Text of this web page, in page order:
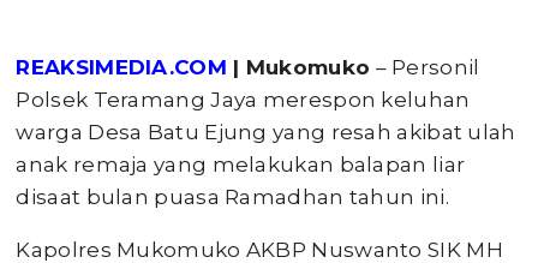
REAKSIMEDIA.COM | Mukomuko – Personil
Polsek Teramang Jaya merespon keluhan
warga Desa Batu Ejung yang resah akibat ulah
anak remaja yang melakukan balapan liar
disaat bulan puasa Ramadhan tahun ini.
Kapolres Mukomuko AKBP Nuswanto SIK MH